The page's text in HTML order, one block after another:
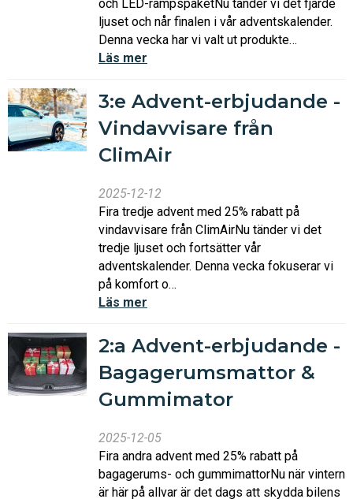
och LED-rampspaketNu tänder vi det fjärde
ljuset och når finalen i vår adventskalender.
Denna vecka har vi valt ut produkte…
Läs mer
3:e Advent-erbjudande -
Vindavvisare från
ClimAir
2025-12-12
Fira tredje advent med 25% rabatt på
vindavvisare från ClimAirNu tänder vi det
tredje ljuset och fortsätter vår
adventskalender. Denna vecka fokuserar vi
på komfort o…
Läs mer
2:a Advent-erbjudande -
Bagagerumsmattor &
Gummimator
2025-12-05
Fira andra advent med 25% rabatt på
bagagerums- och gummimattorNu när vintern
är här på allvar är det dags att skydda bilens